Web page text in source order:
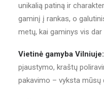
unikalią patiną ir
gaminį į rankas, o
metų, kai gaminys vis
Vietinė gamyba Vilniuje:
pjaustymo, kraštų
pakavimo – vyksta mūsų